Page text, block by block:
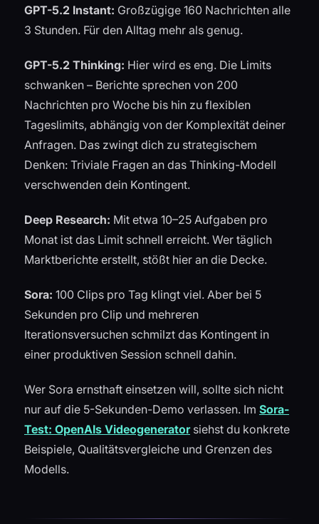
GPT-5.2 Instant: Großzügige 160 Nachrichten alle
3 Stunden. Für den Alltag mehr als genug.
GPT-5.2 Thinking: Hier wird es eng. Die Limits
schwanken – Berichte sprechen von 200
Nachrichten pro Woche bis hin zu flexiblen
Tageslimits, abhängig von der Komplexität deiner
Anfragen. Das zwingt dich zu strategischem
Denken: Triviale Fragen an das Thinking-Modell
verschwenden dein Kontingent.
Deep Research: Mit etwa 10–25 Aufgaben pro
Monat ist das Limit schnell erreicht. Wer täglich
Marktberichte erstellt, stößt hier an die Decke.
Sora: 100 Clips pro Tag klingt viel. Aber bei 5
Sekunden pro Clip und mehreren
Iterationsversuchen schmilzt das Kontingent in
einer produktiven Session schnell dahin.
Wer Sora ernsthaft einsetzen will, sollte sich nicht
nur auf die 5-Sekunden-Demo verlassen. Im Sora-
Test: OpenAIs Videogeneratorsiehst du konkrete
Beispiele, Qualitätsvergleiche und Grenzen des
Modells.